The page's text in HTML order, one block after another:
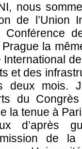
nous
de l’Union
Conférence
la
et des
deux mois.
du
la tenue à
d’après
de